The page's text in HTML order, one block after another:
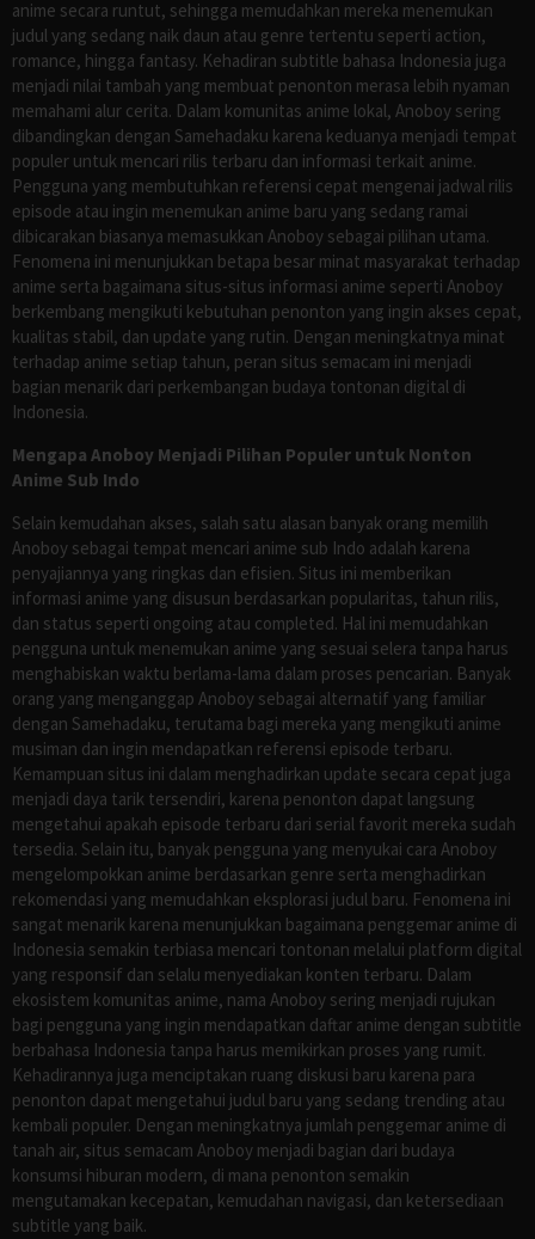
anime secara runtut, sehingga memudahkan mereka menemukan
judul yang sedang naik daun atau genre tertentu seperti action,
romance, hingga fantasy. Kehadiran subtitle bahasa Indonesia juga
menjadi nilai tambah yang membuat penonton merasa lebih nyaman
memahami alur cerita. Dalam komunitas anime lokal, Anoboy sering
dibandingkan dengan Samehadaku karena keduanya menjadi tempat
populer untuk mencari rilis terbaru dan informasi terkait anime.
Pengguna yang membutuhkan referensi cepat mengenai jadwal rilis
episode atau ingin menemukan anime baru yang sedang ramai
dibicarakan biasanya memasukkan Anoboy sebagai pilihan utama.
Fenomena ini menunjukkan betapa besar minat masyarakat terhadap
anime serta bagaimana situs-situs informasi anime seperti Anoboy
berkembang mengikuti kebutuhan penonton yang ingin akses cepat,
kualitas stabil, dan update yang rutin. Dengan meningkatnya minat
terhadap anime setiap tahun, peran situs semacam ini menjadi
bagian menarik dari perkembangan budaya tontonan digital di
Indonesia.
Mengapa Anoboy Menjadi Pilihan Populer untuk Nonton
Anime Sub Indo
Selain kemudahan akses, salah satu alasan banyak orang memilih
Anoboy sebagai tempat mencari anime sub Indo adalah karena
penyajiannya yang ringkas dan efisien. Situs ini memberikan
informasi anime yang disusun berdasarkan popularitas, tahun rilis,
dan status seperti ongoing atau completed. Hal ini memudahkan
pengguna untuk menemukan anime yang sesuai selera tanpa harus
menghabiskan waktu berlama-lama dalam proses pencarian. Banyak
orang yang menganggap Anoboy sebagai alternatif yang familiar
dengan Samehadaku, terutama bagi mereka yang mengikuti anime
musiman dan ingin mendapatkan referensi episode terbaru.
Kemampuan situs ini dalam menghadirkan update secara cepat juga
menjadi daya tarik tersendiri, karena penonton dapat langsung
mengetahui apakah episode terbaru dari serial favorit mereka sudah
tersedia. Selain itu, banyak pengguna yang menyukai cara Anoboy
mengelompokkan anime berdasarkan genre serta menghadirkan
rekomendasi yang memudahkan eksplorasi judul baru. Fenomena ini
sangat menarik karena menunjukkan bagaimana penggemar anime di
Indonesia semakin terbiasa mencari tontonan melalui platform digital
yang responsif dan selalu menyediakan konten terbaru. Dalam
ekosistem komunitas anime, nama Anoboy sering menjadi rujukan
bagi pengguna yang ingin mendapatkan daftar anime dengan subtitle
berbahasa Indonesia tanpa harus memikirkan proses yang rumit.
Kehadirannya juga menciptakan ruang diskusi baru karena para
penonton dapat mengetahui judul baru yang sedang trending atau
kembali populer. Dengan meningkatnya jumlah penggemar anime di
tanah air, situs semacam Anoboy menjadi bagian dari budaya
konsumsi hiburan modern, di mana penonton semakin
mengutamakan kecepatan, kemudahan navigasi, dan ketersediaan
subtitle yang baik.